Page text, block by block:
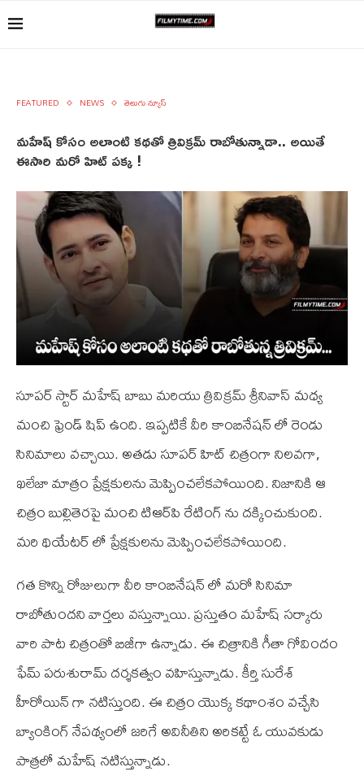
FEATURED NEWS తెలుగు న్యూస్
మహేష్ కోసం అలాంటి కథతో త్రివిక్రమ్ రాబోతున్నాడా.. అయితే
ఈసారి మరో హిట్ పక్క !
సూపర్ స్టార్ మహేష్ బాబు మరియు త్రివిక్రమ్ శ్రీనివాస్ మధ్య
మంచి ఫ్రెండ్ షిప్ ఉంది. ఇప్పటికే వీరి కాంబినేషన్ లో రెండు
సినిమాలు వచ్చాయి. అతడు సూపర్ హిట్ చిత్రంగా నిలవగా,
ఖలేజా మాత్రం ప్రేక్షకులను మెప్పించలేకపోయింది. నిజానికి ఆ
చిత్రం బుల్లితెరపై మంచి టి‌ఆర్‌పి రేటింగ్ ను దక్కించుకుంది.
మరి థియేటర్ లో ప్రేక్షకులను మెప్పించలేకపోయింది.
గత కొన్ని రోజులుగా వీరి కాంబినేషన్ లో మరో సినిమా
రాబోతుందని వార్తలు వస్తున్నాయి. ప్రస్తుతం మహేష్ సర్కారు
వారి పాట చిత్రంతో బిజీగా ఉన్నాడు. ఈ చిత్రానికి గీతా గోవిందం
ఫేమ్ పరుశురామ్ దర్శకత్వం వహిస్తున్నాడు. కీర్తి సురేశ్
హీరోయిన్ గా నటిస్తుంది. ఈ చిత్రం యొక్క కథాంశం వచ్చేసి
బ్యాంకింగ్ నేపథ్యంలో జరిగే అవినీతిని అరికట్టే ఓ యువకుడు
పాత్రలో మహేష్ నటిస్తున్నాడు.